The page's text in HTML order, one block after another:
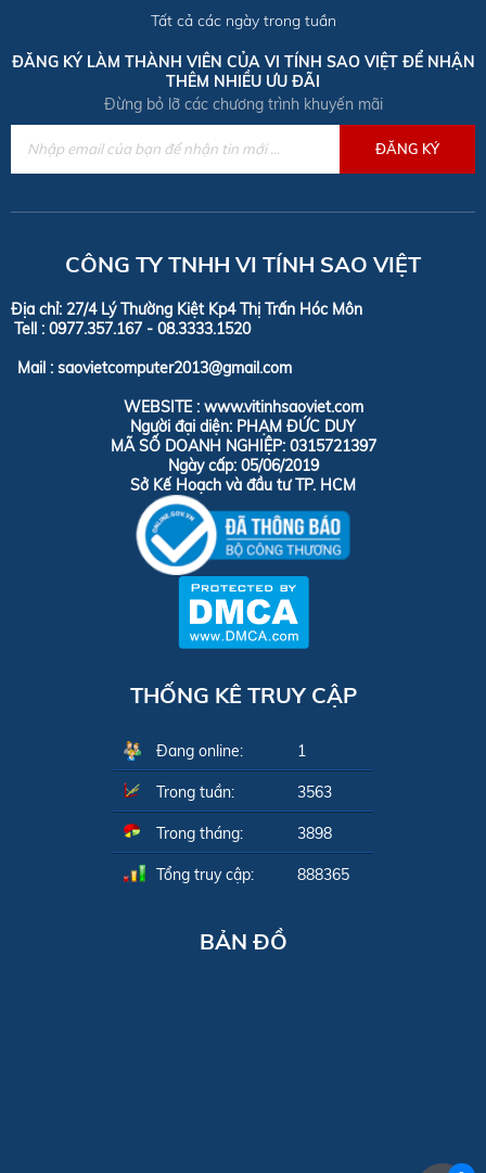
Tất cả các ngày trong tuần
ĐĂNG KÝ LÀM THÀNH VIÊN CỦA VI TÍNH SAO VIỆT ĐỂ NHẬN
THÊM NHIỀU ƯU ĐÃI
Đừng bỏ lỡ các chương trình khuyến mãi
CÔNG TY TNHH VI TÍNH SAO VIỆT
Địa chỉ: 27/4 Lý Thường Kiệt Kp4 Thị Trấn Hóc Môn
Tell : 0977.357.167 - 08.3333.1520
Mail : saovietcomputer2013@gmail.com
WEBSITE : www.vitinhsaoviet.com
Người đại diện: PHẠM ĐỨC DUY
MÃ SỐ DOANH NGHIỆP: 0315721397
Ngày cấp: 05/06/2019
Sở Kế Hoạch và đầu tư TP. HCM
BẢN ĐỒ
THỐNG KÊ TRUY CẬP
Đang online: 1
Trong tuần: 3563
Trong tháng: 3898
Tổng truy cập: 888365